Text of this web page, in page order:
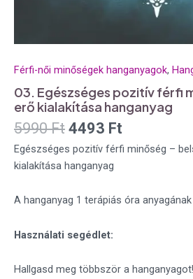
Férfi-női minőségek hanganyagok,
03. Egészséges pozitív férfi
erő kialakítása hanganyag
5990Ft 4493 Ft
Egészséges pozitív férfi minőség –
kialakítása hanganyag
A hanganyag 1 terápiás óra
Használati segédlet:
Hallgasd meg többször a